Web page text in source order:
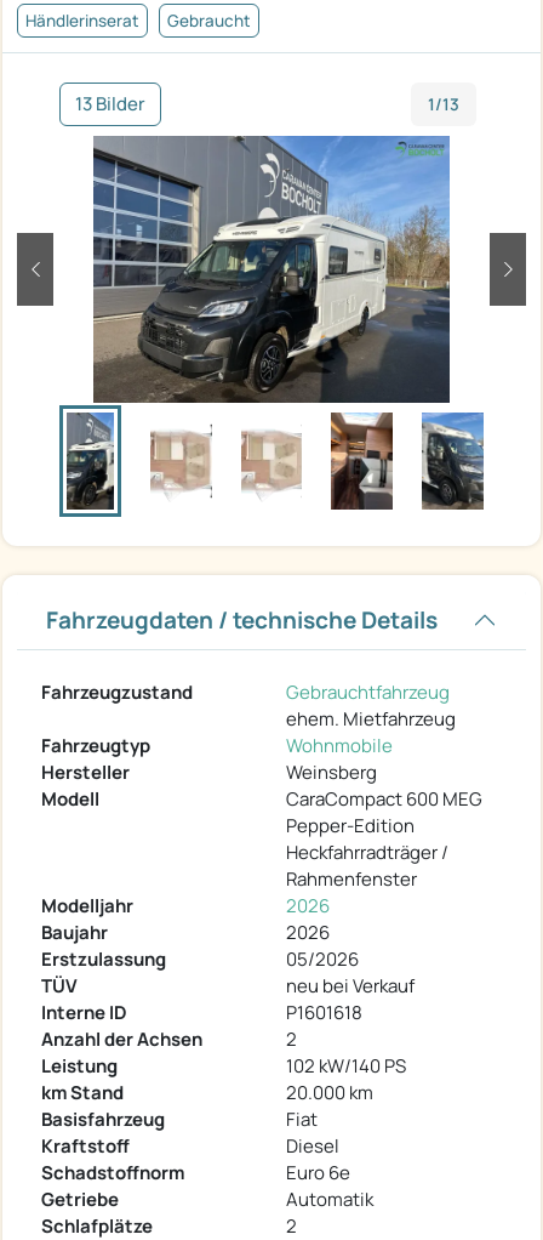
Händlerinserat Gebraucht
13 Bilder 1/13
zurück
Fahrzeugdaten / technische Details
Fahrzeugzustand
Gebrauchtfahrzeug
ehem. Mietfahrzeug
Fahrzeugtyp
Wohnmobile
Hersteller
Weinsberg
Modell
CaraCompact 600 MEG
Pepper-Edition
Heckfahrradträger /
Rahmenfenster
Modelljahr
2026
Baujahr
2026
Erstzulassung
05/2026
TÜV
neu bei Verkauf
Interne ID
P1601618
Anzahl der Achsen
2
Leistung
102 kW/140 PS
km Stand
20.000 km
Basisfahrzeug
Fiat
Kraftstoff
Diesel
Schadstoffnorm
Euro 6e
Getriebe
Automatik
Schlafplätze
2